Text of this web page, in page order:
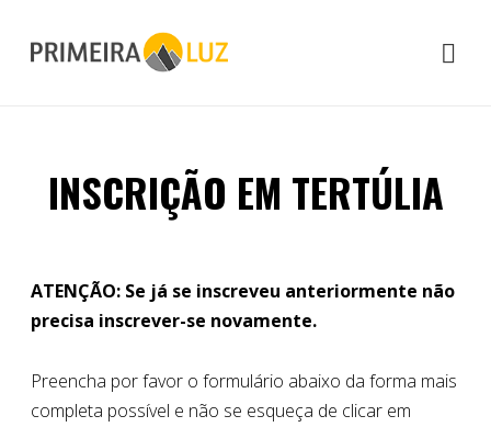
INSCRIÇÃO EM TERTÚLIA
ATENÇÃO: Se já se inscreveu anteriormente não
precisa inscrever-se novamente.
Preencha por favor o formulário abaixo da forma mais
completa possível e não se esqueça de clicar em